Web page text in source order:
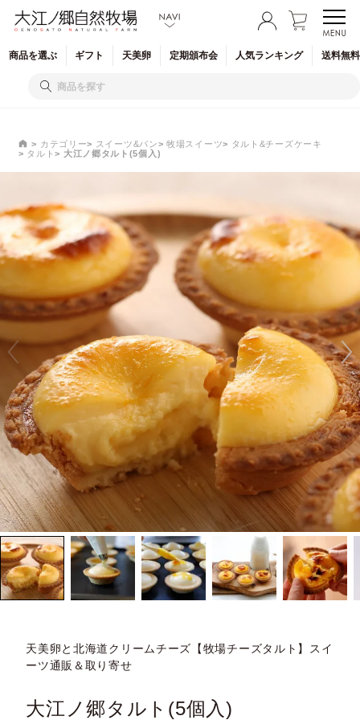
商品を選ぶ ギフト 天美卵 定期頒布会 人気ランキング 送料無
カテゴリー スイーツ&パン 牧場スイーツ
タルト&チーズケーキ
タルト
大江ノ郷タルト(5個入)
天美卵と北海道クリームチーズ【牧場チーズタルト】スイ
ーツ通販＆取り寄せ
大江ノ郷タルト(5個入)